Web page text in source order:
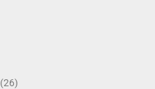
(26)